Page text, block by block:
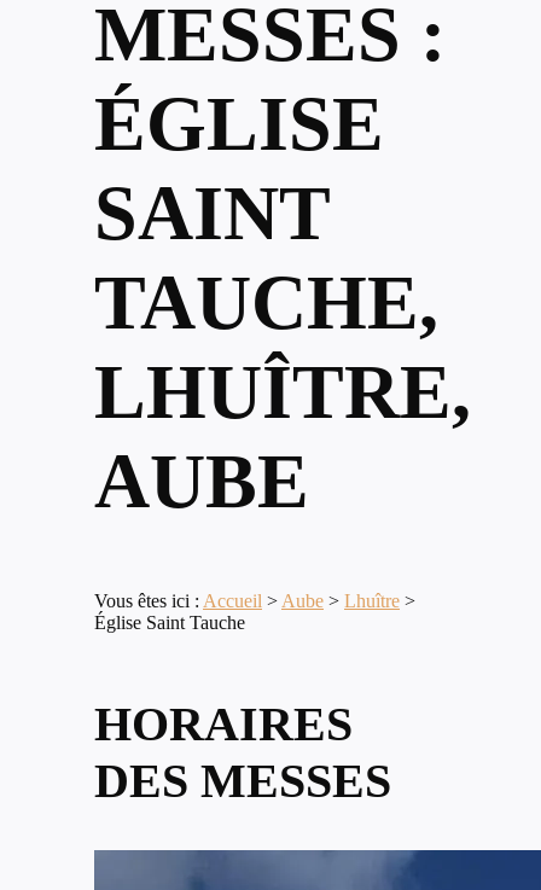
MESSES :
ÉGLISE
SAINT
TAUCHE,
LHUÎTRE,
AUBE
Vous êtes ici : Accueil > Aube > Lhuître >
Église Saint Tauche
HORAIRES
DES MESSES